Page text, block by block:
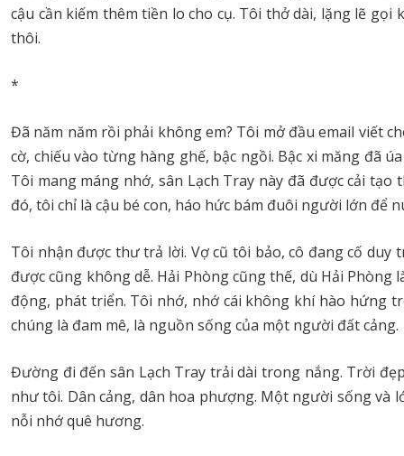
cậu cần kiếm thêm tiền lo cho cụ. Tôi thở dài, lặng lẽ
thôi.
*
Đã năm năm rồi phải không em? Tôi mở đầu email viết
cờ, chiếu vào từng hàng ghế, bậc ngồi. Bậc xi măng đã
Tôi mang máng nhớ, sân Lạch Tray này đã được cải
đó, tôi chỉ là cậu bé con, háo hức bám đuôi người lớn
Tôi nhận được thư trả lời. Vợ cũ tôi bảo, cô đang cố duy
được cũng không dễ. Hải Phòng cũng thế, dù Hải
động, phát triển. Tôi nhớ, nhớ cái không khí hào hứng
chúng là đam mê, là nguồn sống của một người đất cảng.
Đường đi đến sân Lạch Tray trải dài trong nắng. Trời
như tôi. Dân cảng, dân hoa phượng. Một người sống
nỗi nhớ quê hương.